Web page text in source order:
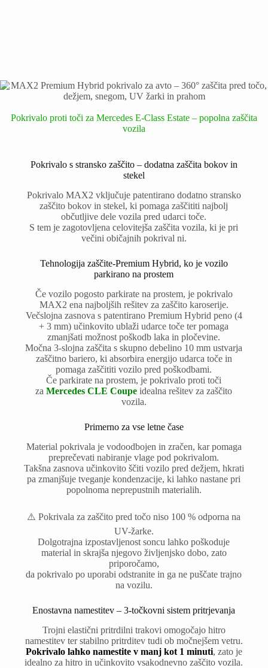
Pokrivalo proti toči za Mercedes E-Class Estate – popolna zaščita
vozila
Pokrivalo s stransko zaščito – dodatna zaščita bokov in
stekel
Pokrivalo MAX2 vključuje patentirano dodatno stransko
zaščito bokov in stekel, ki pomaga zaščititi najbolj
občutljive dele vozila pred udarci toče.
S tem je zagotovljena celovitejša zaščita vozila, ki je pri
večini običajnih pokrival ni.
Tehnologija zaščite-Premium Hybrid, ko je vozilo
parkirano na prostem
Če vozilo pogosto parkirate na prostem, je pokrivalo
MAX2 ena najboljših rešitev za zaščito karoserije.
Večslojna zasnova s patentirano Premium Hybrid peno (4
+ 3 mm) učinkovito ublaži udarce toče ter pomaga
zmanjšati možnost poškodb laka in pločevine.
Močna 3-slojna zaščita s skupno debelino 10 mm ustvarja
zaščitno bariero, ki absorbira energijo udarca toče in
pomaga zaščititi vozilo pred poškodbami.
Če parkirate na prostem, je pokrivalo proti toči
za Mercedes CLE Coupeidealna rešitev za zaščito
vozila.
Primerno za vse letne čase
Material pokrivala je vodoodbojen in zračen, kar pomaga
preprečevati nabiranje vlage pod pokrivalom.
Takšna zasnova učinkovito ščiti vozilo pred dežjem, hkrati
pa zmanjšuje tveganje kondenzacije, ki lahko nastane pri
popolnoma neprepustnih materialih.
⚠️ Pokrivala za zaščito pred točo niso 100 % odporna na
UV-žarke.
Dolgotrajna izpostavljenost soncu lahko poškoduje
material in skrajša njegovo življenjsko dobo, zato
priporočamo,
da pokrivalo po uporabi odstranite in ga ne puščate trajno
na vozilu.
Enostavna namestitev – 3-točkovni sistem pritrjevanja
Trojni elastični pritrdilni trakovi omogočajo hitro
namestitev ter stabilno pritrditev tudi ob močnejšem vetru.
Pokrivalo lahko namestite v manj kot 1 minuti, zato je
idealno za hitro in učinkovito vsakodnevno zaščito vozila.